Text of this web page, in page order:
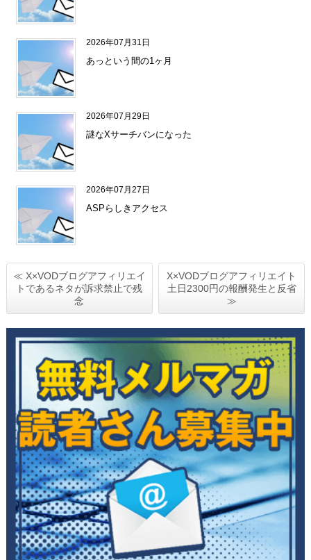
2026年07月31日
あっという間の1ヶ月
2026年07月29日
謎なXサーチバンになった
2026年07月27日
ASPらしきアクセス
≪ X×VODブログアフィリエイ
トであるネタが訴求禁止で残
念
X×VODブログアフィリエイト
土日2300円の報酬発生と反省
≫